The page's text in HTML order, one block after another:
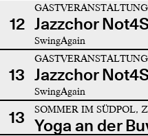
12 Jazzchor
SwingAgain
13 Jazzchor
SwingAgain
13 SOMMER IM SÜDPOL,
Yoga an der